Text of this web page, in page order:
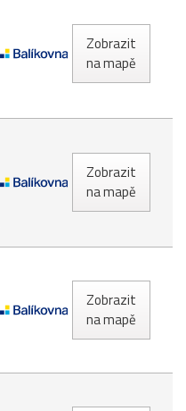
Zobrazit
na mapě
Zobrazit
na mapě
Zobrazit
na mapě